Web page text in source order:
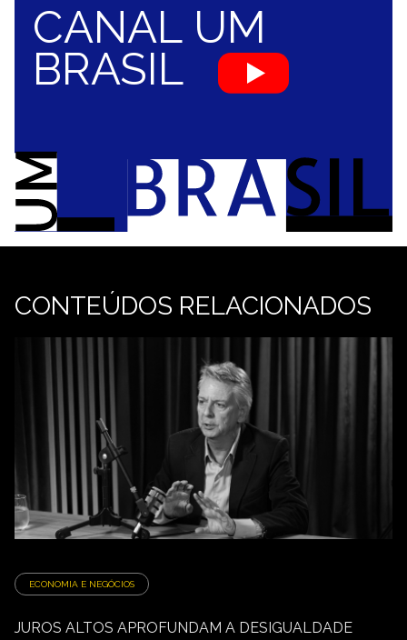
CANAL UM
BRASIL
CONTEÚDOS RELACIONADOS
ECONOMIA E NEGÓCIOS
JUROS ALTOS APROFUNDAM A DESIGUALDADE